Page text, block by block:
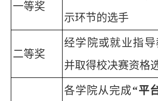
一等奖
示环节的选手
二等奖
经学院或就业指导
并取得校决赛资格
各学院从完成“平